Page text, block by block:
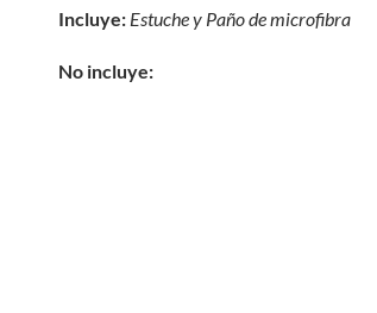
Incluye: Estuche y Paño de microfibra
No incluye: